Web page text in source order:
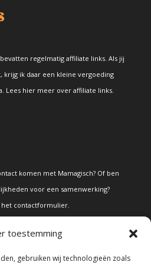
toestemming
gebruiken wij technologieën zoals
regelmatig affiliate links. Als jij
krijg ik daar een kleine vergoeding
Lees hier meer over affiliate links.
komen met Mamagisch? Of ben
voor een samenwerking?
het contactformulier.